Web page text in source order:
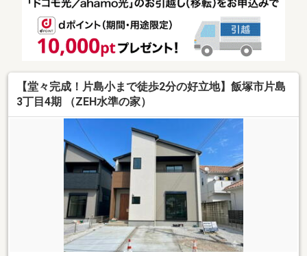
【堂々完成！片島小まで徒歩2分の好立地】飯塚市片島
3丁目4期 （ZEH水準の家）